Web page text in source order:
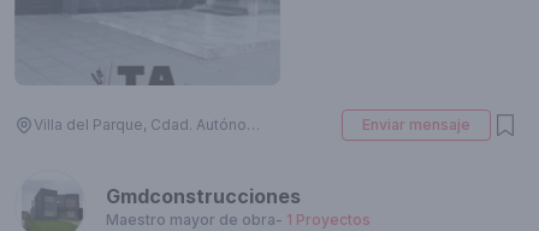
Villa del Parque, Cdad. Autónoma de Buenos Aires, Argentina Enviar mensaje
Gmdconstrucciones
Maestro mayor de obra- 1 Proyectos